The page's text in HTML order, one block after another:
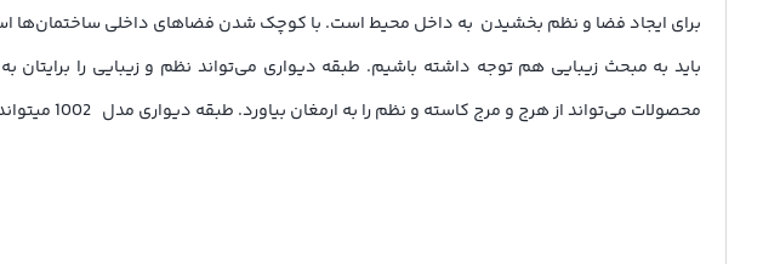
برای ایجاد فضا و نظم بخشیدن به داخل محیط است. با کوچک شدن فضاهای داخلی ساختمان‌­ها
باید به مبحث زیبایی هم توجه داشته باشیم. طبقه دیواری می‌­تواند نظم و زیبایی را برایتان
محصولات می­‌تواند از هرج و مرج کاسته و نظم را به ارمغان بیاورد. طبقه دیواری مدل 1002 می­تواند یک انتخاب مناسب برای افرادی باشد که به دنبال یک کالای با کیفیت در عین حال زیبا می­گردند باشد.